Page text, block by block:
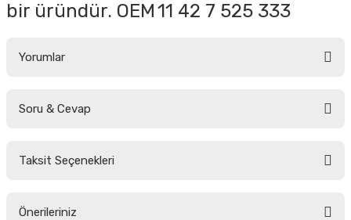
bir üründür. OEM11 42 7 525 333
Yorumlar
Soru & Cevap
Taksit Seçenekleri
Önerileriniz